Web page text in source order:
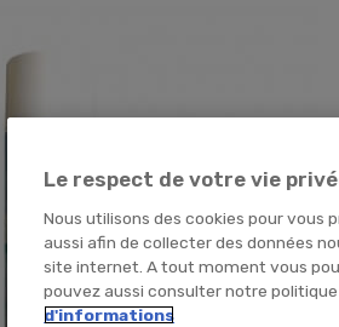
Le respect de votre vie
Nous utilisons des cookies pour vous
aussi afin de collecter des données
site internet. A tout moment vous
pouvez aussi consulter notre
d'informations